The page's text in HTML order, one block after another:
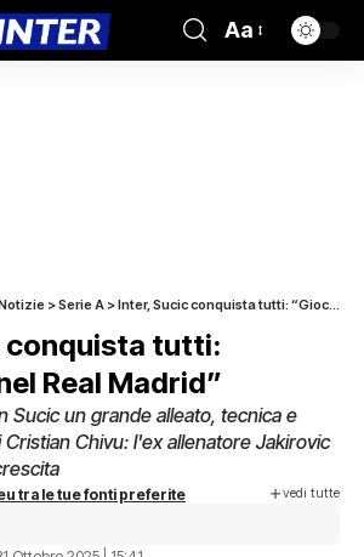
Aa
>Serie A >Inter, Sucic conquista tutti: “Giocherà nel Real Madrid”
conquista tutti:
Real Madrid”
Sucic un grande alleato, tecnica e
Chivu: l'ex allenatore Jakirovic
tra le tue fonti preferite vedi tutte